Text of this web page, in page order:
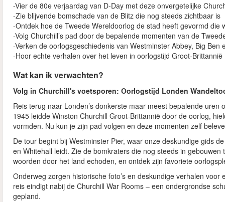
-Vier de 80e verjaardag van D-Day met deze onvergetelijke
-Zie blijvende bomschade van de Blitz die nog steeds zichtbaar is
-Ontdek hoe de Tweede Wereldoorlog de stad heeft gevormd die
-Volg Churchill’s pad door de bepalende momenten van de
-Verken de oorlogsgeschiedenis van Westminster Abbey, Big Ben
-Hoor echte verhalen over het leven in oorlogstijd Groot-Brittannië
Wat kan ik verwachten?
Volg in Churchill's voetsporen: Oorlogstijd Londen
Reis terug naar Londen’s donkerste maar meest bepalende
1945 leidde Winston Churchill Groot-Brittannië door de oorlog,
vormden. Nu kun je zijn pad volgen en deze momenten zelf
De tour begint bij Westminster Pier, waar onze deskundige gids
en Whitehall leidt. Zie de bomkraters die nog steeds in
woorden door het land echoden, en ontdek zijn favoriete
Onderweg zorgen historische foto’s en deskundige verhalen
reis eindigt nabij de Churchill War Rooms – een ondergrondse
gepland.